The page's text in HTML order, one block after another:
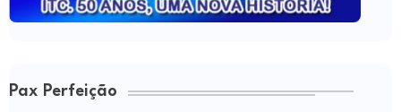
Pax Perfeição